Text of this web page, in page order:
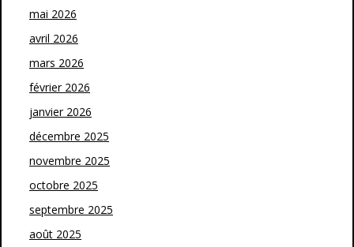
mai 2026
avril 2026
mars 2026
février 2026
janvier 2026
décembre 2025
novembre 2025
octobre 2025
septembre 2025
août 2025